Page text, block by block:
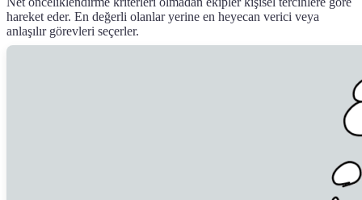
hareket eder. En değerli olanlar yerine en heyecan verici veya
anlaşılır görevleri seçerler.